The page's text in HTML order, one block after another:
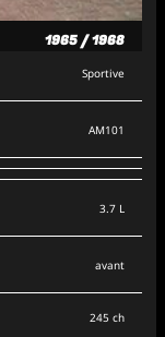
1965 / 1968
Sportive
AM101
3.7 L
avant
245 ch